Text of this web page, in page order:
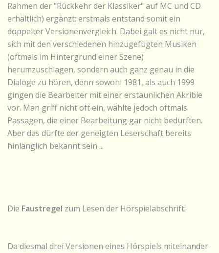
Rahmen der "Rückkehr der Klassiker" auf MC und CD
erhältlich) ergänzt; erstmals entstand somit ein
doppelter Versionenvergleich. Dabei galt es nicht nur,
sich mit den verschiedenen hinzugefügten Musiken
(oftmals im Hintergrund einer Szene)
herumzuschlagen, sondern auch ganz genau in die
Dialoge zu hören, denn sowohl 1981, als auch 1999
gingen die Bearbeiter mit einer erstaunlichen Akribie
vor. Man griff nicht oft ein, wählte jedoch oftmals
Passagen, die einer Bearbeitung gar nicht bedurften.
Aber das dürfte der geneigten Leserschaft bereits
hinlänglich bekannt sein ...
Die Faustregel zum Lesen der Hörspielabschrift:
Da diesmal drei Versionen eines Hörspiels miteinander